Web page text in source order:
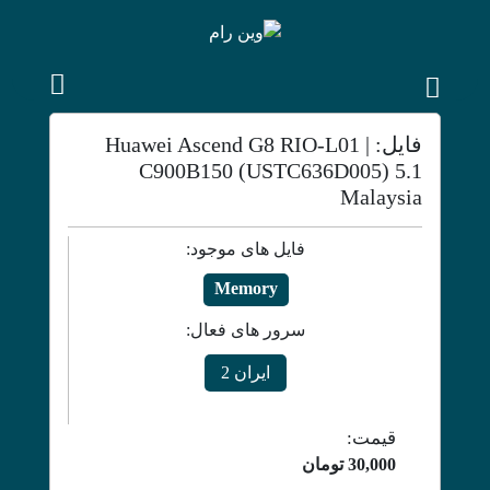
فایل: Huawei Ascend G8 RIO-L01 |
C900B150 (USTC636D005) 5.1
Malaysia
فایل های موجود:
Memory
سرور های فعال:
ایران 2
قیمت:
30,000 تومان